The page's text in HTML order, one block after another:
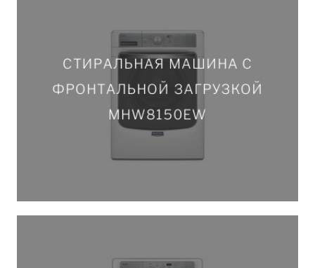
СТИРАЛЬНАЯ МАШИНА С
ФРОНТАЛЬНОЙ ЗАГРУЗКОЙ
MHW8150EW
СТИРАЛЬНАЯ МАШИНА С
MHW8150EW
ПОДРОБНЕЕ